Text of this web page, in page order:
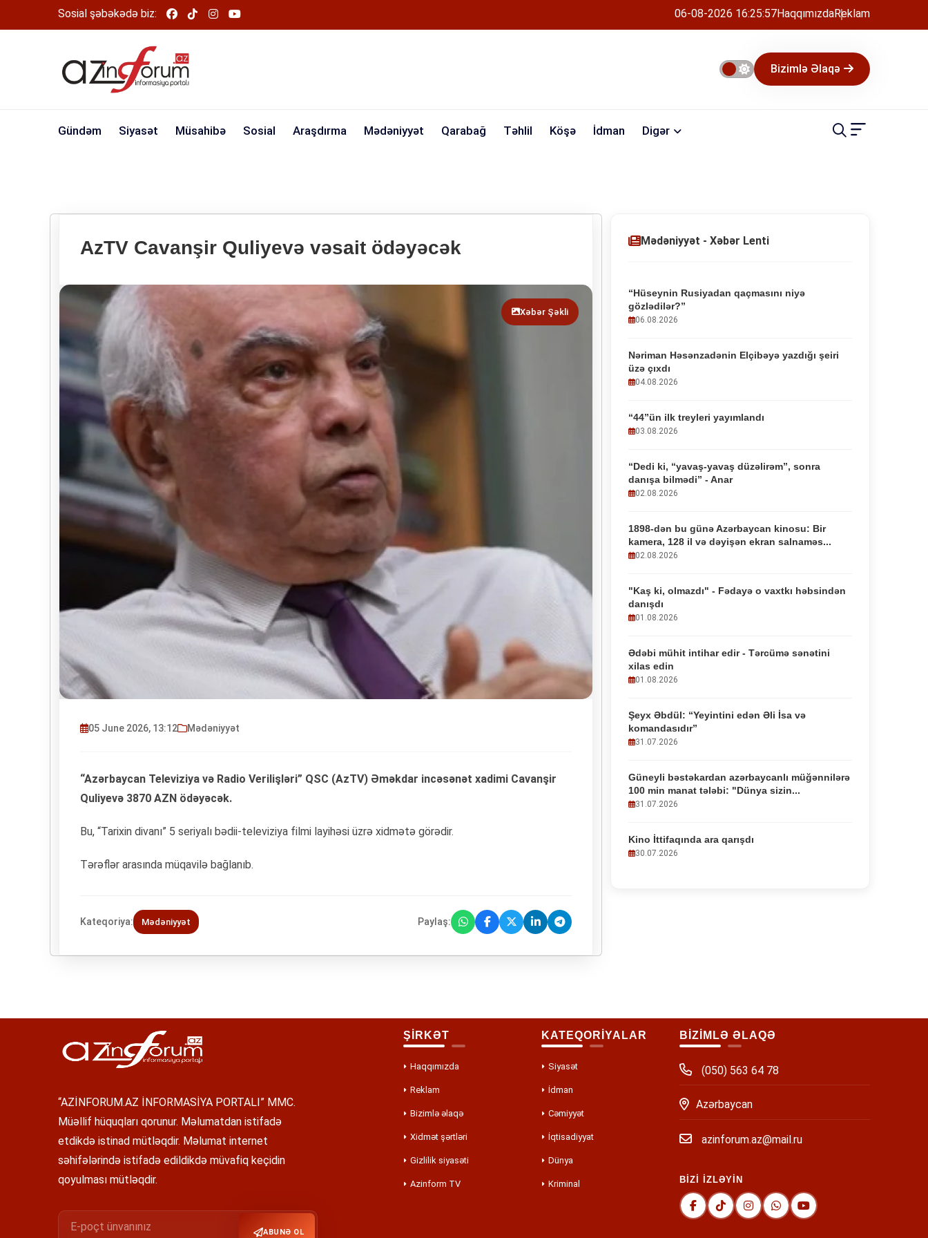
Sosial şəbəkədə biz: 06-08-2026 16:25:57HaqqımızdaReklam
Bizimlə Əlaqə
Gündəm Siyasət Müsahibə Sosial Araşdırma Mədəniyyət Qarabağ Təhlil Köşə İdman Digər
AzTV Cavanşir Quliyevə vəsait ödəyəcək
Xəbər Şəkli
05 June 2026, 13:12 Mədəniyyət
“Azərbaycan Televiziya və Radio Verilişləri” QSC (AzTV) Əməkdar incəsənət xadimi Cavanşir
Quliyevə 3870 AZN ödəyəcək.
Bu, “Tarixin divanı” 5 seriyalı bədii-televiziya filmi layihəsi üzrə xidmətə görədir.
Tərəflər arasında müqavilə bağlanıb.
Kateqoriya: Mədəniyyət Paylaş:
Mədəniyyət - Xəbər Lenti
“Hüseynin Rusiyadan qaçmasını niyə
gözlədilər?”
06.08.2026
Nəriman Həsənzadənin Elçibəyə yazdığı şeiri
üzə çıxdı
04.08.2026
“44”ün ilk treyleri yayımlandı
03.08.2026
“Dedi ki, “yavaş-yavaş düzəlirəm”, sonra
danışa bilmədi” - Anar
02.08.2026
1898-dən bu günə Azərbaycan kinosu: Bir
kamera, 128 il və dəyişən ekran salnaməs...
02.08.2026
"Kaş ki, olmazdı" - Fədayə o vaxtkı həbsindən
danışdı
01.08.2026
Ədəbi mühit intihar edir - Tərcümə sənətini
xilas edin
01.08.2026
Şeyx Əbdül: “Yeyintini edən Əli İsa və
komandasıdır”
31.07.2026
Güneyli bəstəkardan azərbaycanlı müğənnilərə
100 min manat tələbi: "Dünya sizin...
31.07.2026
Kino İttifaqında ara qarışdı
30.07.2026
“AZİNFORUM.AZ İNFORMASİYA PORTALI” MMC.
Müəllif hüquqları qorunur. Məlumatdan istifadə
etdikdə istinad mütləqdir. Məlumat internet
səhifələrində istifadə edildikdə müvafiq keçidin
qoyulması mütləqdir.
ABUNƏ OL
ŞİRKƏT
Haqqımızda
Reklam
Bizimlə əlaqə
Xidmət şərtləri
Gizlilik siyasəti
Azinform TV
KATEQORİYALAR
Siyasət
İdman
Cəmiyyət
İqtisadiyyat
Dünya
Kriminal
BİZİMLƏ ƏLAQƏ
(050) 563 64 78
Azərbaycan
azinforum.az@mail.ru
BİZİ İZLƏYİN